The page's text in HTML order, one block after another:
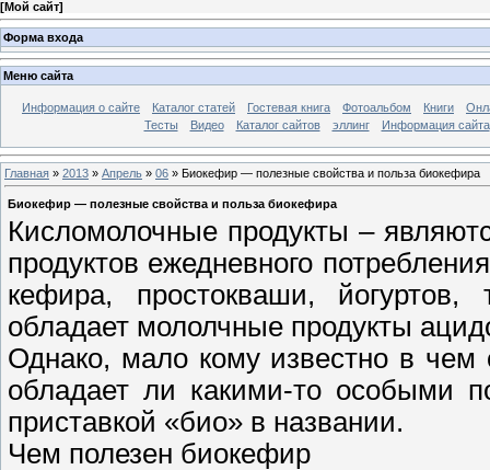
[Мой сайт]
Форма входа
Меню сайта
Информация о сайте Каталог статей Гостевая книга Фотоальбом Книги
Тесты
Видео Каталог сайтов эллинг Информация сайта
Главная » 2013 » Апрель » 06 » Биокефир — полезные свойства и польза биокефира
Биокефир — полезные свойства и польза биокефира
Кисломолочные продукты –
продуктов ежедневного
кефира, простокваши,
обладает мололчные продукты
Однако, мало кому известно в
обладает ли какими-то особыми
приставкой «био» в названии.
Чем полезен биокефир